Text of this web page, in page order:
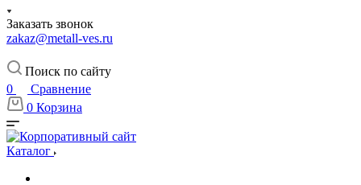
Заказать звонок
zakaz@metall-ves.ru
Поиск по сайту
0
Сравнение
0 Корзина
Каталог